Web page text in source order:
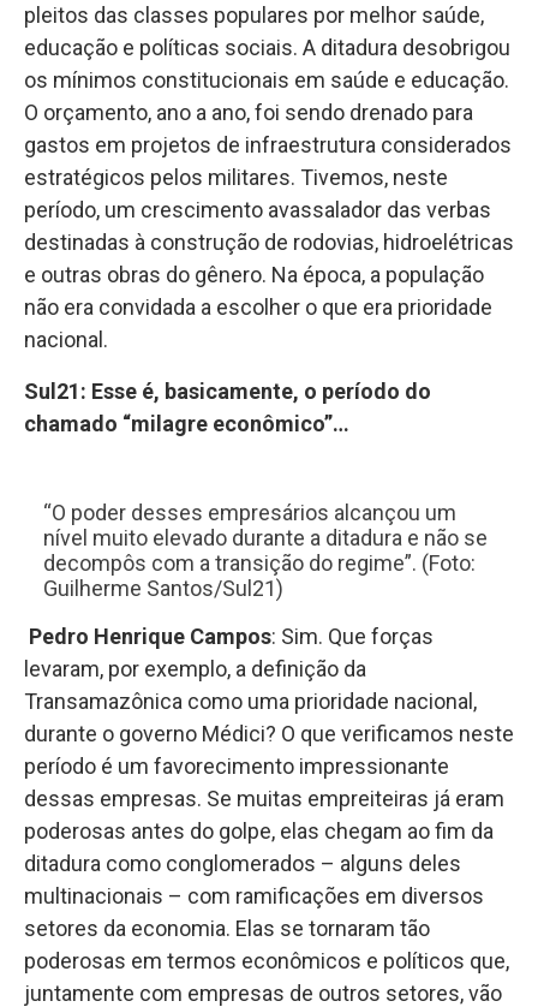
pleitos das classes populares por melhor saúde,
educação e políticas sociais. A ditadura desobrigou
os mínimos constitucionais em saúde e educação.
O orçamento, ano a ano, foi sendo drenado para
gastos em projetos de infraestrutura considerados
estratégicos pelos militares. Tivemos, neste
período, um crescimento avassalador das verbas
destinadas à construção de rodovias, hidroelétricas
e outras obras do gênero. Na época, a população
não era convidada a escolher o que era prioridade
nacional.
Sul21: Esse é, basicamente, o período do
chamado “milagre econômico”…
“O poder desses empresários alcançou um
nível muito elevado durante a ditadura e não se
decompôs com a transição do regime”. (Foto:
Guilherme Santos/Sul21)
Pedro Henrique Campos: Sim. Que forças
levaram, por exemplo, a definição da
Transamazônica como uma prioridade nacional,
durante o governo Médici? O que verificamos neste
período é um favorecimento impressionante
dessas empresas. Se muitas empreiteiras já eram
poderosas antes do golpe, elas chegam ao fim da
ditadura como conglomerados – alguns deles
multinacionais – com ramificações em diversos
setores da economia. Elas se tornaram tão
poderosas em termos econômicos e políticos que,
juntamente com empresas de outros setores, vão